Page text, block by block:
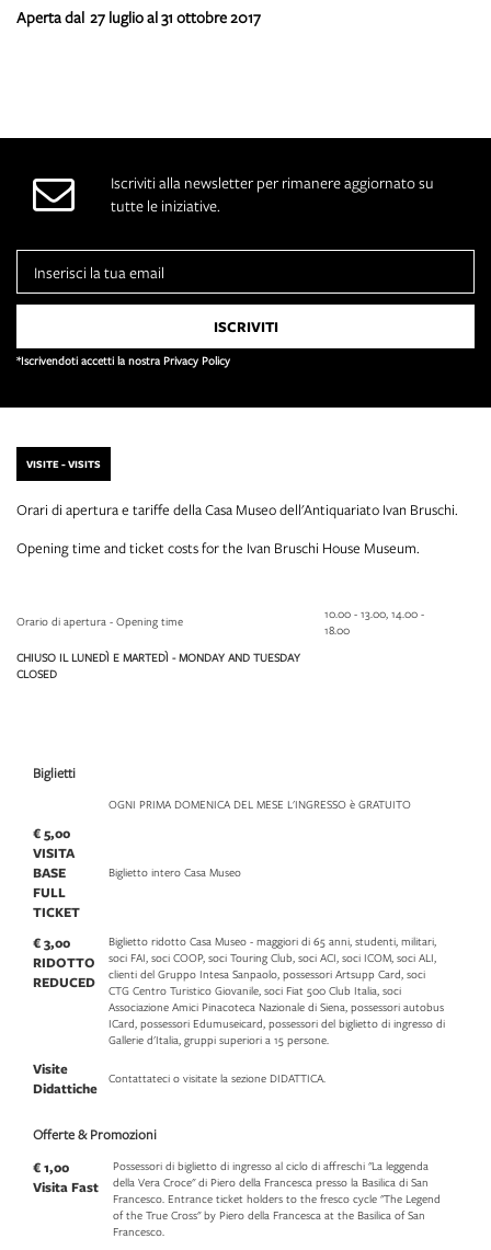
Aperta dal 27 luglio al 31 ottobre 2017
Iscriviti alla newsletter per rimanere aggiornato su
tutte le iniziative.
*Iscrivendoti accetti la nostra Privacy Policy
VISITE - VISITS
Orari di apertura e tariffe della Casa Museo dell'Antiquariato Ivan Bruschi.
Opening time and ticket costs for the Ivan Bruschi House Museum.
Orario di apertura - Opening time
10.00 - 13.00, 14.00 -
18.00
CHIUSO IL LUNEDÌ E MARTEDÌ - MONDAY AND TUESDAY
CLOSED
Biglietti
OGNI PRIMA DOMENICA DEL MESE L'INGRESSO è GRATUITO
€ 5,00
VISITA
BASE
FULL
TICKET
Biglietto intero Casa Museo
€ 3,00
RIDOTTO
REDUCED
Biglietto ridotto Casa Museo - maggiori di 65 anni, studenti, militari,
soci FAI, soci COOP, soci Touring Club, soci ACI, soci ICOM, soci ALI,
clienti del Gruppo Intesa Sanpaolo, possessori Artsupp Card, soci
CTG Centro Turistico Giovanile, soci Fiat 500 Club Italia, soci
Associazione Amici Pinacoteca Nazionale di Siena, possessori autobus
ICard, possessori Edumuseicard, possessori del biglietto di ingresso di
Gallerie d'Italia, gruppi superiori a 15 persone.
Visite
Didattiche
Contattateci o visitate la sezione DIDATTICA.
Offerte & Promozioni
€ 1,00
Visita Fast
Possessori di biglietto di ingresso al ciclo di affreschi "La leggenda
della Vera Croce" di Piero della Francesca presso la Basilica di San
Francesco. Entrance ticket holders to the fresco cycle "The Legend
of the True Cross" by Piero della Francesca at the Basilica of San
Francesco.